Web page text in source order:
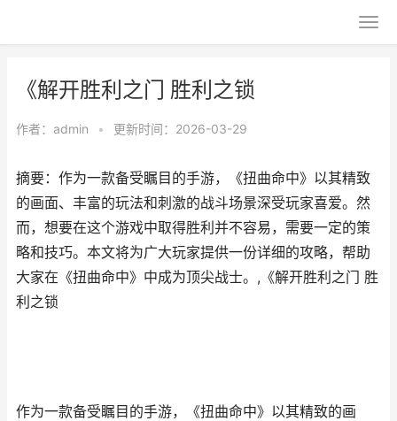
《解开胜利之门 胜利之锁
作者： admin • 更新时间：2026-03-29
摘要：作为一款备受瞩目的手游，《扭曲命中》以其精致
的画面、丰富的玩法和刺激的战斗场景深受玩家喜爱。然
而，想要在这个游戏中取得胜利并不容易，需要一定的策
略和技巧。本文将为广大玩家提供一份详细的攻略，帮助
大家在《扭曲命中》中成为顶尖战士。,《解开胜利之门 胜
利之锁
作为一款备受瞩目的手游，《扭曲命中》以其精致的画